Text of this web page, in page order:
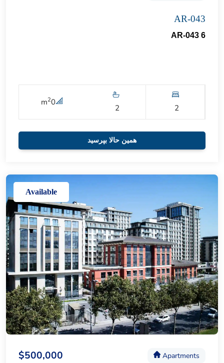
AR-043
AR-043 6
2
2
0
m2
همین حالا بپرسید
Available
Apartments
$500,000